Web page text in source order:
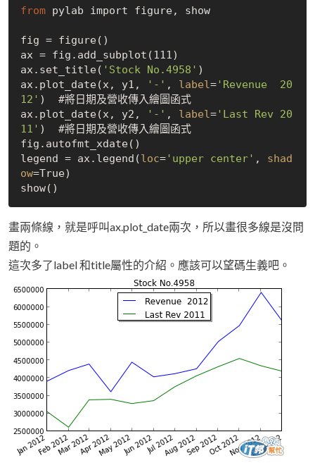
from pylab import figure, show
fig = figure()
ax = fig.add_subplot(111)
ax.set_title( 'Stock No.4958' )
ax.plot_date(x, y1,
'-' , label='Revenue  20
12' )  #將日期及營收傳入繪圖函式
ax.plot_date(x, y2,
'-' , label='Last Rev 20
11' )  #將日期及營收傳入繪圖函式
fig.autofmt_xdate()
legend = ax.legend(loc='upper center' , shad
ow=True)
畫兩條線，就是呼叫ax.plot_date兩次，所以畫很多線是沒問
題的。
這次多了label 和title屬性的介紹。應該可以望碼生義吧。